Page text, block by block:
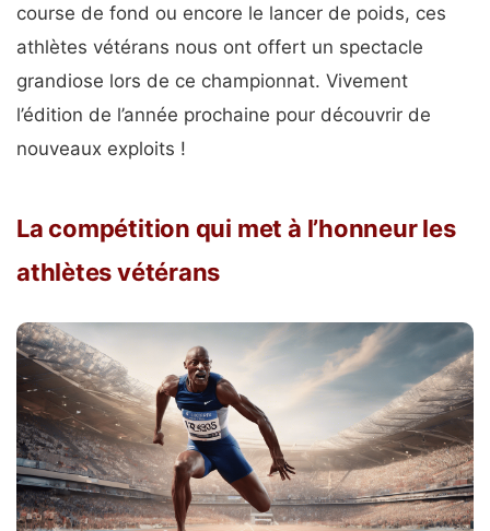
course de fond ou encore le lancer de poids, ces
athlètes vétérans nous ont offert un spectacle
grandiose lors de ce championnat. Vivement
l’édition de l’année prochaine pour découvrir de
nouveaux exploits !
La compétition qui met à l’honneur les
athlètes vétérans